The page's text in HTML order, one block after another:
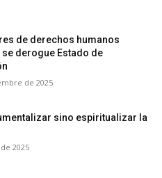
de derechos humanos
derogue Estado de
de 2025
sino espiritualizar la
2025